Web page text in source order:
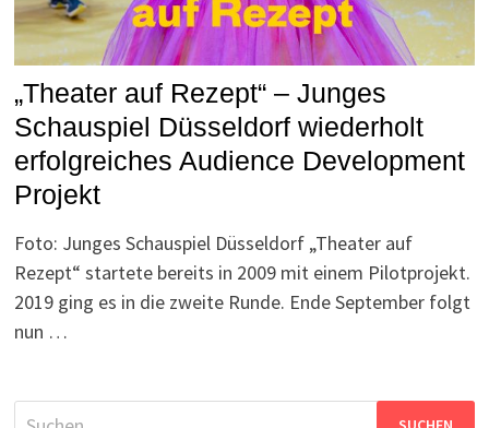
„Theater auf Rezept“ – Junges
Schauspiel Düsseldorf wiederholt
erfolgreiches Audience Development
Projekt
Foto: Junges Schauspiel Düsseldorf „Theater auf
Rezept“ startete bereits in 2009 mit einem Pilotprojekt.
2019 ging es in die zweite Runde. Ende September folgt
nun …
Suchen